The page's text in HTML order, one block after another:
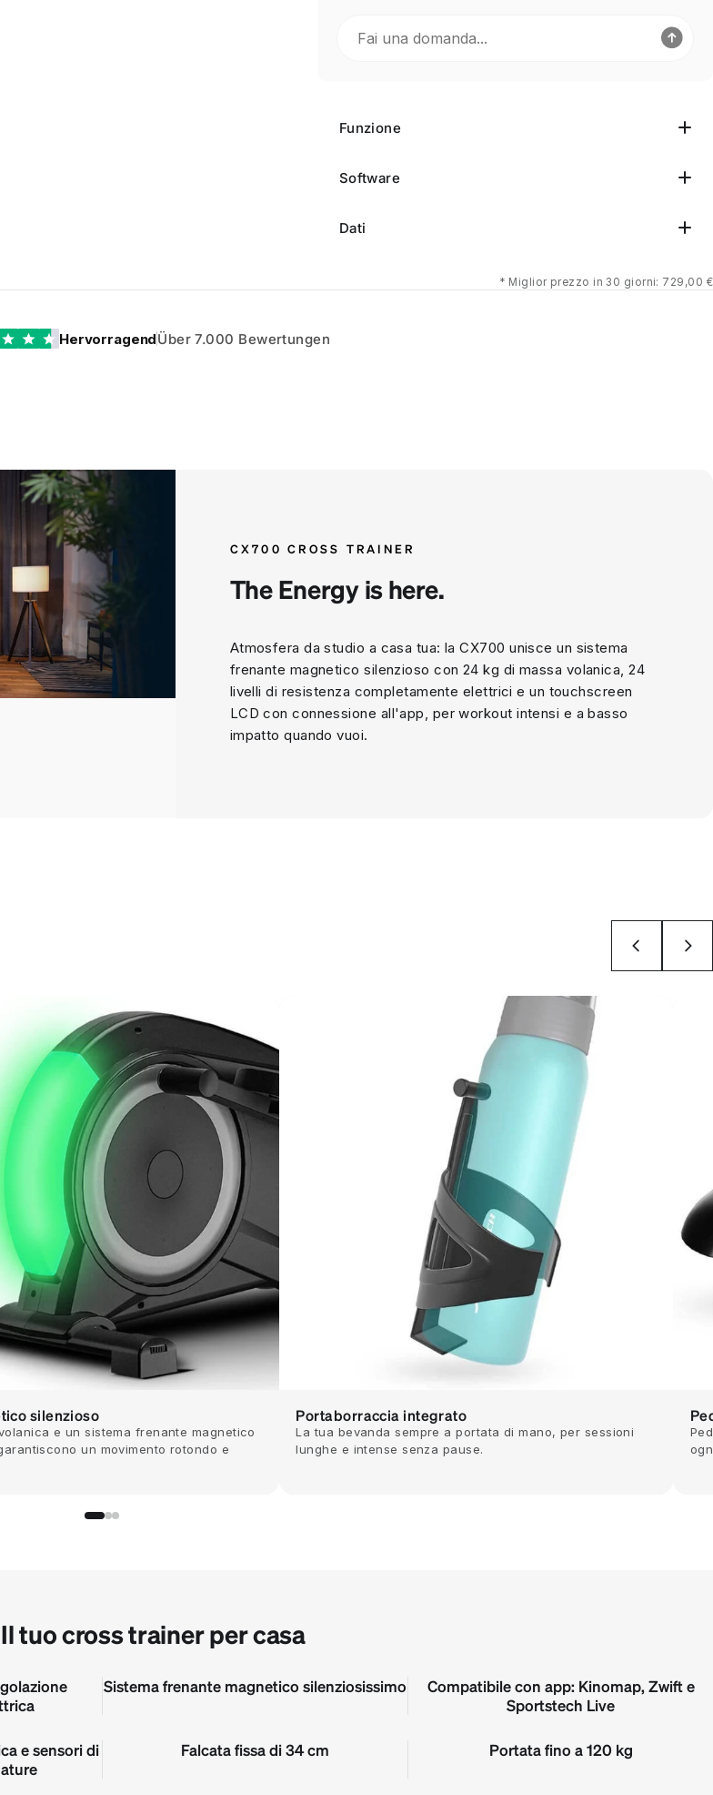
Funzione
Software
Dati
* Miglior prezzo in 30 giorni: 729,00 €
HervorragendÜber 7.000 Bewertungen
CX700 CROSS TRAINER
The Energy is here.
Atmosfera da studio a casa tua: la CX700 unisce un sistema
frenante magnetico silenzioso con 24 kg di massa volanica, 24
livelli di resistenza completamente elettrici e un touchscreen
LCD con connessione all'app, per workout intensi e a basso
impatto quando vuoi.
silenzioso
e un sistema frenante magnetico
un movimento rotondo e
Portaborraccia integrato
La tua bevanda sempre a portata di mano, per sessioni
lunghe e intense senza pause.
tuo cross trainer per casa
Sistema frenante magnetico silenziosissimo
Compatibile con app: Kinomap, Zwift e
Sportstech Live
e sensori di
Falcata fissa di 34 cm Portata fino a 120 kg